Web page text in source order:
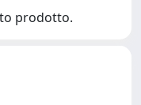
prodotto.